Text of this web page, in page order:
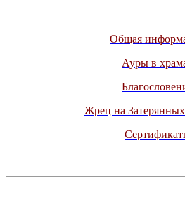
Общая
Ауры в
Жрец на Затерянных